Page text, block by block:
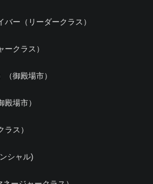
バー（リーダークラス）
ークラス）
（御殿場市）
殿場市）
ラス）
シャル)